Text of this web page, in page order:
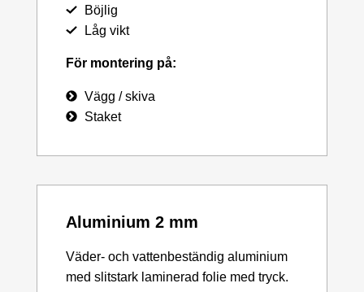
Böjlig
Låg vikt
För montering på:
Vägg / skiva
Staket
Aluminium 2 mm
Väder- och vattenbeständig aluminium
med slitstark laminerad folie med tryck.